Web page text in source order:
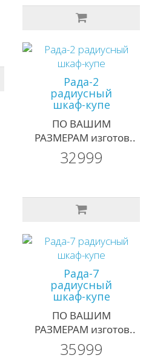
Рада-2
радиусный
шкаф-купе
ПО ВАШИМ
РАЗМЕРАМ изготов..
32999
Рада-7
радиусный
шкаф-купе
ПО ВАШИМ
РАЗМЕРАМ изготов..
35999